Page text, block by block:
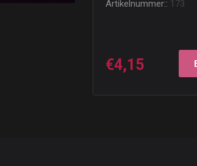
Artikelnummer:: 173
€4,15